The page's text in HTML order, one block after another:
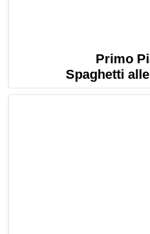
Primo
Spaghetti